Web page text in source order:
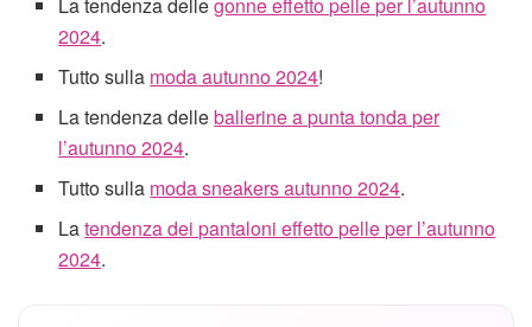
2024.
Tutto sulla moda autunno 2024!
La tendenza delleballerine a punta tonda per
l’autunno 2024.
Tutto sulla moda sneakers autunno 2024.
Latendenza dei pantaloni effetto pelle per l’autunno
2024.